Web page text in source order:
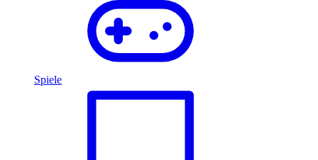
Spiele